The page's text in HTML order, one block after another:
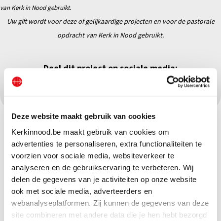
Deze website maakt gebruik van cookies
Kerkinnood.be maakt gebruik van cookies om
advertenties te personaliseren, extra functionaliteiten te
voorzien voor sociale media, websiteverkeer te
analyseren en de gebruikservaring te verbeteren. Wij
delen de gegevens van je activiteiten op onze website
ook met sociale media, adverteerders en
webanalyseplatformen. Zij kunnen de gegevens van deze
site combineren met andere data die je hen hebt bezorgd
van Kerk in Nood gebruikt.
Uw gift wordt voor deze of gelijkaardige projecten en voor de pastorale
opdracht van Kerk in Nood gebruikt.
Deel dit project op sociale media: